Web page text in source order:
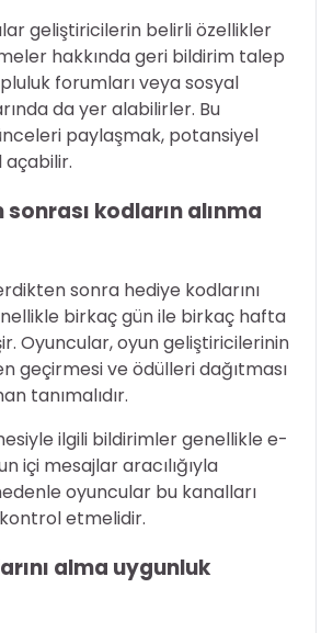
geliştiricilerin belirli özellikler
hakkında geri bildirim talep
forumları veya sosyal
da yer alabilirler. Bu
paylaşmak, potansiyel
kodların alınma
sonra hediye kodlarını
birkaç gün ile birkaç hafta
Oyuncular, oyun geliştiricilerinin
geçirmesi ve ödülleri dağıtması
tanımalıdır.
ilgili bildirimler genellikle e-
içi mesajlar aracılığıyla
oyuncular bu kanalları
etmelidir.
alma uygunluk